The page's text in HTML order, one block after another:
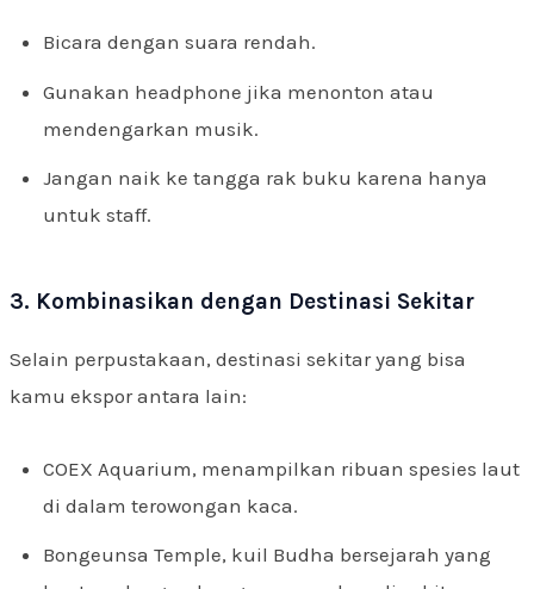
Bicara dengan suara rendah.
Gunakan headphone jika menonton atau
mendengarkan musik.
Jangan naik ke tangga rak buku karena hanya
untuk staff.
3. Kombinasikan dengan Destinasi Sekitar
Selain perpustakaan, destinasi sekitar yang bisa
kamu ekspor antara lain:
COEX Aquarium, menampilkan ribuan spesies laut
di dalam terowongan kaca.
Bongeunsa Temple, kuil Budha bersejarah yang